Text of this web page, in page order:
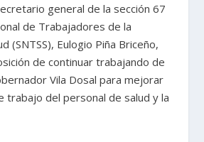
general de la sección 67
de Trabajadores de la
(SNTSS), Eulogio Piña Briceño,
de continuar trabajando de
Vila Dosal para mejorar
trabajo del personal de salud y la